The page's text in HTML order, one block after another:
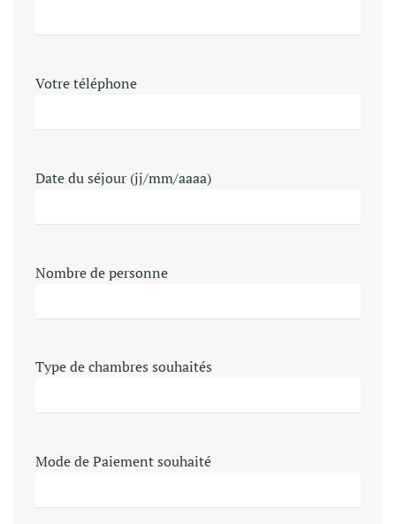
Votre téléphone
Date du séjour (jj/mm/aaaa)
Nombre de personne
Type de chambres souhaités
Mode de Paiement souhaité